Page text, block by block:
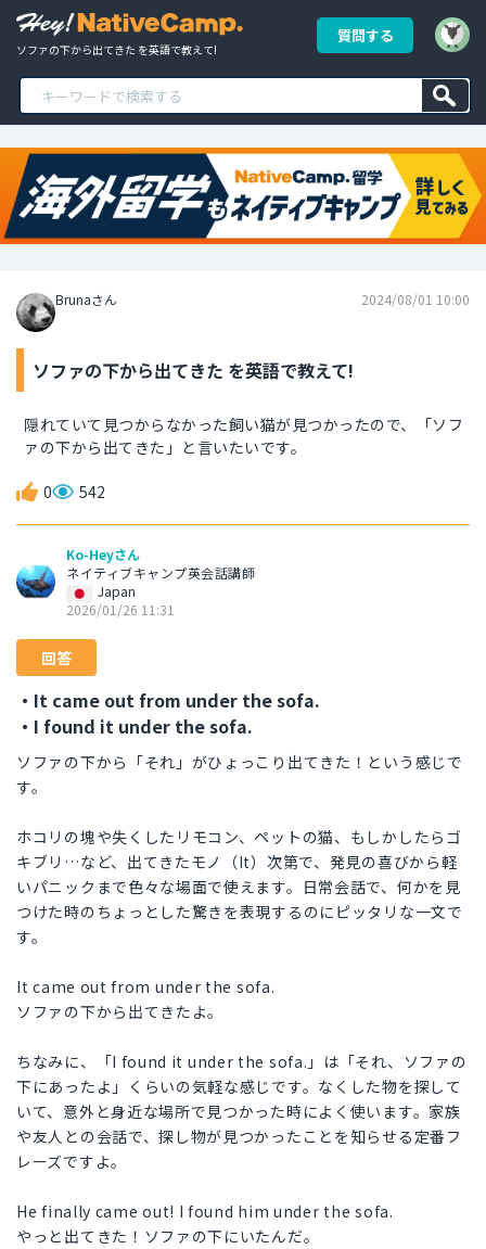
ソファの下から出てきた を英語で教えて!
質問する
Brunaさん 2024/08/01 10:00
ソファの下から出てきた を英語で教えて!
隠れていて見つからなかった飼い猫が見つかったので、「ソフ
ァの下から出てきた」と言いたいです。
0 542
Ko-Heyさん
ネイティブキャンプ英会話講師
Japan
2026/01/26 11:31
回答
・It came out from under the sofa.
・I found it under the sofa.
ソファの下から「それ」がひょっこり出てきた！という感じで
す。
ホコリの塊や失くしたリモコン、ペットの猫、もしかしたらゴ
キブリ…など、出てきたモノ（It）次第で、発見の喜びから軽
いパニックまで色々な場面で使えます。日常会話で、何かを見
つけた時のちょっとした驚きを表現するのにピッタリな一文で
す。
It came out from under the sofa.
ソファの下から出てきたよ。
ちなみに、「I found it under the sofa.」は「それ、ソファの
下にあったよ」くらいの気軽な感じです。なくした物を探して
いて、意外と身近な場所で見つかった時によく使います。家族
や友人との会話で、探し物が見つかったことを知らせる定番フ
レーズですよ。
He finally came out! I found him under the sofa.
やっと出てきた！ソファの下にいたんだ。